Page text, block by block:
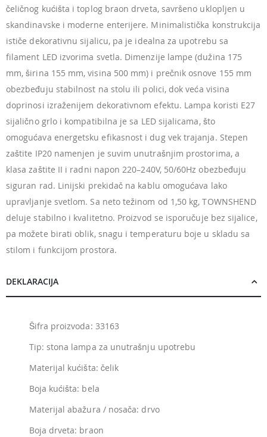
čeličnog kućišta i toplog braon drveta, savršeno uklopljen u
skandinavske i moderne enterijere. Minimalistička konstrukcija
ističe dekorativnu sijalicu, pa je idealna za upotrebu sa
filament LED izvorima svetla. Dimenzije lampe (dužina 175
mm, širina 155 mm, visina 500 mm) i prečnik osnove 155 mm
obezbeđuju stabilnost na stolu ili polici, dok veća visina
doprinosi izraženijem dekorativnom efektu. Lampa koristi E27
sijalično grlo i kompatibilna je sa LED sijalicama, što
omogućava energetsku efikasnost i dug vek trajanja. Stepen
zaštite IP20 namenjen je suvim unutrašnjim prostorima, a
klasa zaštite II i radni napon 220–240V, 50/60Hz obezbeđuju
siguran rad. Linijski prekidač na kablu omogućava lako
upravljanje svetlom. Sa neto težinom od 1,50 kg, TOWNSHEND
deluje stabilno i kvalitetno. Proizvod se isporučuje bez sijalice,
pa možete birati oblik, snagu i temperaturu boje u skladu sa
stilom i funkcijom prostora.
DEKLARACIJA
Šifra proizvoda: 33163
Tip: stona lampa za unutrašnju upotrebu
Materijal kućišta: čelik
Boja kućišta: bela
Materijal abažura / nosača: drvo
Boja drveta: braon